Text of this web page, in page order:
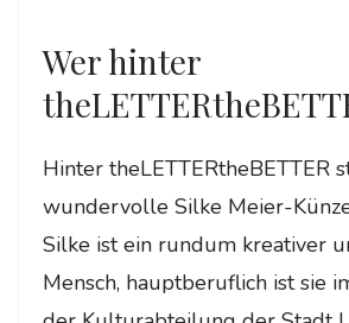
Wer hinter
Hinter theLETTERtheBETTER
wundervolle Silke Meier-
Silke ist ein rundum kreativer
Mensch, hauptberuflich ist sie